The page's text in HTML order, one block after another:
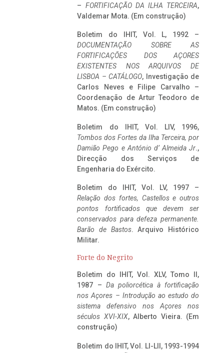
– FORTIFICAÇÃO DA ILHA TERCEIRA,
Valdemar Mota. (Em construção)
Boletim do IHIT, Vol. L, 1992 –
DOCUMENTAÇÃO SOBRE AS
FORTIFICAÇÕES DOS AÇORES
EXISTENTES NOS ARQUIVOS DE
LISBOA – CATÁLOGO, Investigação de
Carlos Neves e Filipe Carvalho –
Coordenação de Artur Teodoro de
Matos. (Em construção)
Boletim do IHIT, Vol. LIV, 1996,
Tombos dos Fortes da Ilha Terceira, por
Damião Pego e António d’ Almeida Jr.,
Direcção dos Serviços de
Engenharia do Exército.
Boletim do IHIT, Vol. LV, 1997 –
Relação dos fortes, Castellos e outros
pontos fortificados que devem ser
conservados para defeza permanente.
Barão de Bastos. Arquivo Histórico
Militar.
Forte do Negrito
Boletim do IHIT, Vol. XLV, Tomo II,
1987 – Da poliorcética à fortificação
nos Açores – Introdução ao estudo do
sistema defensivo nos Açores nos
séculos XVI-XIX, Alberto Vieira. (Em
construção)
Boletim do IHIT, Vol. LI-LII, 1993-1994